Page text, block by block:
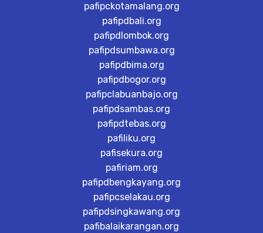
pafipckotamalang.org
pafipdbali.org
pafipdlombok.org
pafipdsumbawa.org
pafipdbima.org
pafipdbogor.org
pafipclabuanbajo.org
pafipdsambas.org
pafipdtebas.org
pafiliku.org
pafisekura.org
pafiriam.org
pafipdbengkayang.org
pafipcselakau.org
pafipdsingkawang.org
pafibalaikarangan.org